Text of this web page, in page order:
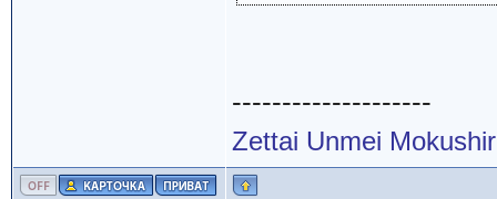
--------------------
Zettai Unmei